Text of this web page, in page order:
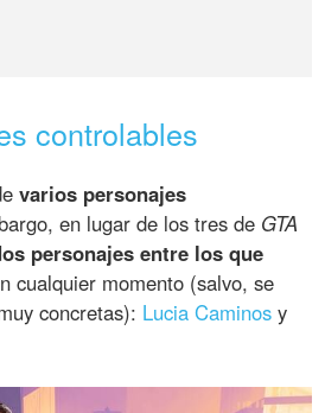
controlables
varios personajes
en lugar de los tres de GTA
personajes entre los que
cualquier momento (salvo, se
concretas): Lucia Caminos y